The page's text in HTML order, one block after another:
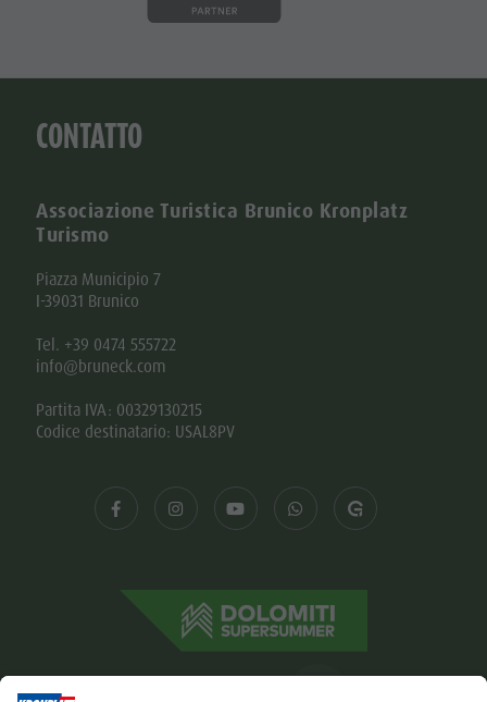
CONTATTO
Associazione Turistica Brunico Kronplatz
Turismo
Piazza Municipio 7
I-39031 Brunico
Tel. +39 0474 555722
info@bruneck.com
Partita IVA: 00329130215
Codice destinatario: USAL8PV